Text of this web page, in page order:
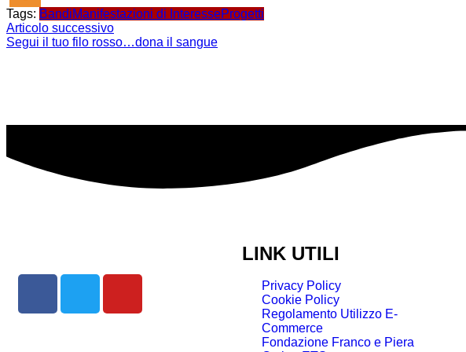
Tags: BandiManifestazioni di InteresseProgetti
Articolo successivo
Segui il tuo filo rosso…dona il sangue
LINK UTILI
Privacy Policy
Cookie Policy
Regolamento Utilizzo E-
Commerce
Fondazione Franco e Piera